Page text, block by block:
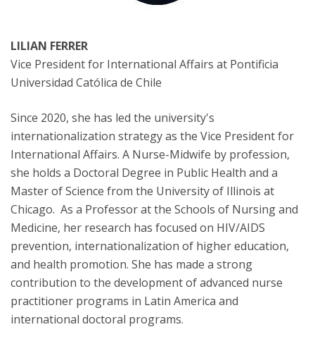
LILIAN FERRER
Vice President for International Affairs at Pontificia
Universidad Católica de Chile
Since 2020, she has led the university's
internationalization strategy as the Vice President for
International Affairs. A Nurse-Midwife by profession,
she holds a Doctoral Degree in Public Health and a
Master of Science from the University of Illinois at
Chicago. As a Professor at the Schools of Nursing and
Medicine, her research has focused on HIV/AIDS
prevention, internationalization of higher education,
and health promotion. She has made a strong
contribution to the development of advanced nurse
practitioner programs in Latin America and
international doctoral programs.